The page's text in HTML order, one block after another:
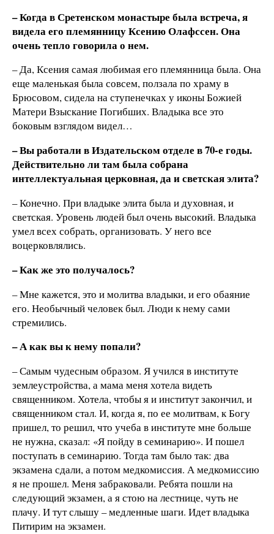
– Когда в Сретенском монастыре была встреча, я
видела его племянницу Ксению Олафссен. Она
очень тепло говорила о нем.
– Да, Ксения самая любимая его племянница была. Она
еще маленькая была совсем, ползала по храму в
Брюсовом, сидела на ступенечках у иконы Божией
Матери Взыскание Погибших. Владыка все это
боковым взглядом видел…
– Вы работали в Издательском отделе в 70-е годы.
Действительно ли там была собрана
интеллектуальная церковная, да и светская элита?
– Конечно. При владыке элита была и духовная, и
светская. Уровень людей был очень высокий. Владыка
умел всех собрать, организовать. У него все
воцерковлялись.
– Как же это получалось?
– Мне кажется, это и молитва владыки, и его обаяние
его. Необычный человек был. Люди к нему сами
стремились.
– А как вы к нему попали?
– Самым чудесным образом. Я учился в институте
землеустройства, а мама меня хотела видеть
священником. Хотела, чтобы я и институт закончил, и
священником стал. И, когда я, по ее молитвам, к Богу
пришел, то решил, что учеба в институте мне больше
не нужна, сказал: «Я пойду в семинарию». И пошел
поступать в семинарию. Тогда там было так: два
экзамена сдали, а потом медкомиссия. А медкомиссию
я не прошел. Меня забраковали. Ребята пошли на
следующий экзамен, а я стою на лестнице, чуть не
плачу. И тут слышу – медленные шаги. Идет владыка
Питирим на экзамен.